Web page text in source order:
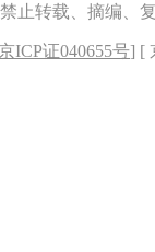
止转载、摘编、
ICP证040655号] [